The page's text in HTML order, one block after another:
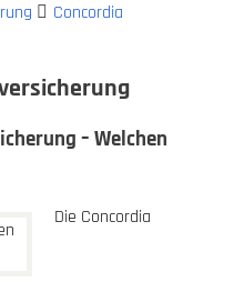
Concordia
– Welchen
Die Concordia